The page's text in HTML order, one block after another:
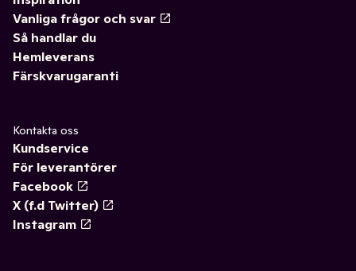
Vanliga frågor och svar
Så handlar du
Hemleverans
Färskvarugaranti
Kontakta oss
Kundservice
För leverantörer
Facebook
X (f.d Twitter)
Instagram